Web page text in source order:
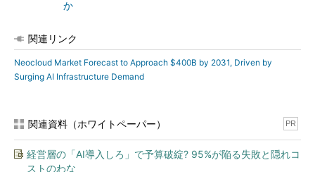
か
関連リンク
Neocloud Market Forecast to Approach $400B by 2031, Driven by
Surging AI Infrastructure Demand
関連資料（ホワイトペーパー） PR
経営層の「AI導入しろ」で予算破綻? 95%が陥る失敗と隠れコ
ストのわな